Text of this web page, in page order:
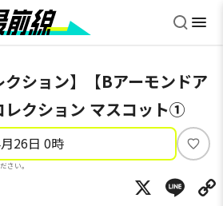
クション】【Bアーモンドア
レクション マスコット①
26日 0時
さい。
い
ね
X